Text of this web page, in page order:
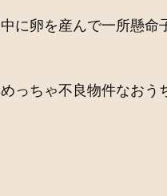
中に卵を産んで一所懸命
めっちゃ不良物件なおう